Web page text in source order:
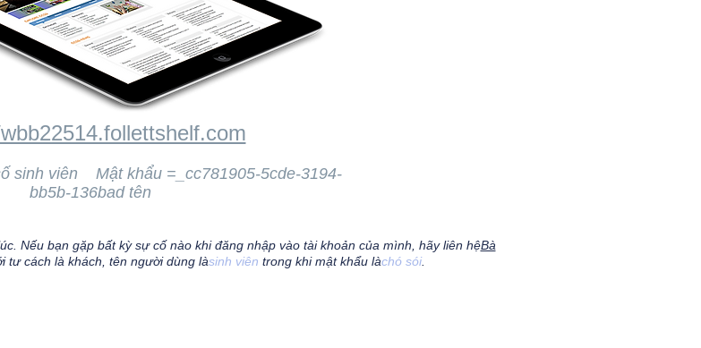
Nếu bạn gặp bất kỳ sự cố nào khi đăng nhập vào tài khoản của mình, hãy liên hệBà
tư cách là khách, tên người dùng làsinh viên trong khi mật khẩu làchó sói.
sinh viên Mật khẩu =_cc781905-5cde-3194-
bb5b-136bad tên